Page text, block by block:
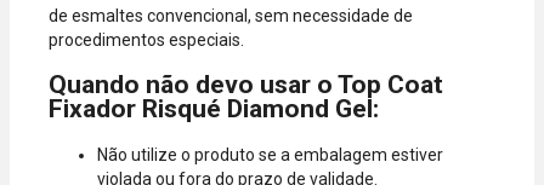
de esmaltes convencional, sem necessidade de
procedimentos especiais.
Quando não devo usar o Top Coat
Fixador Risqué Diamond Gel:
Não utilize o produto se a embalagem estiver
violada ou fora do prazo de validade.